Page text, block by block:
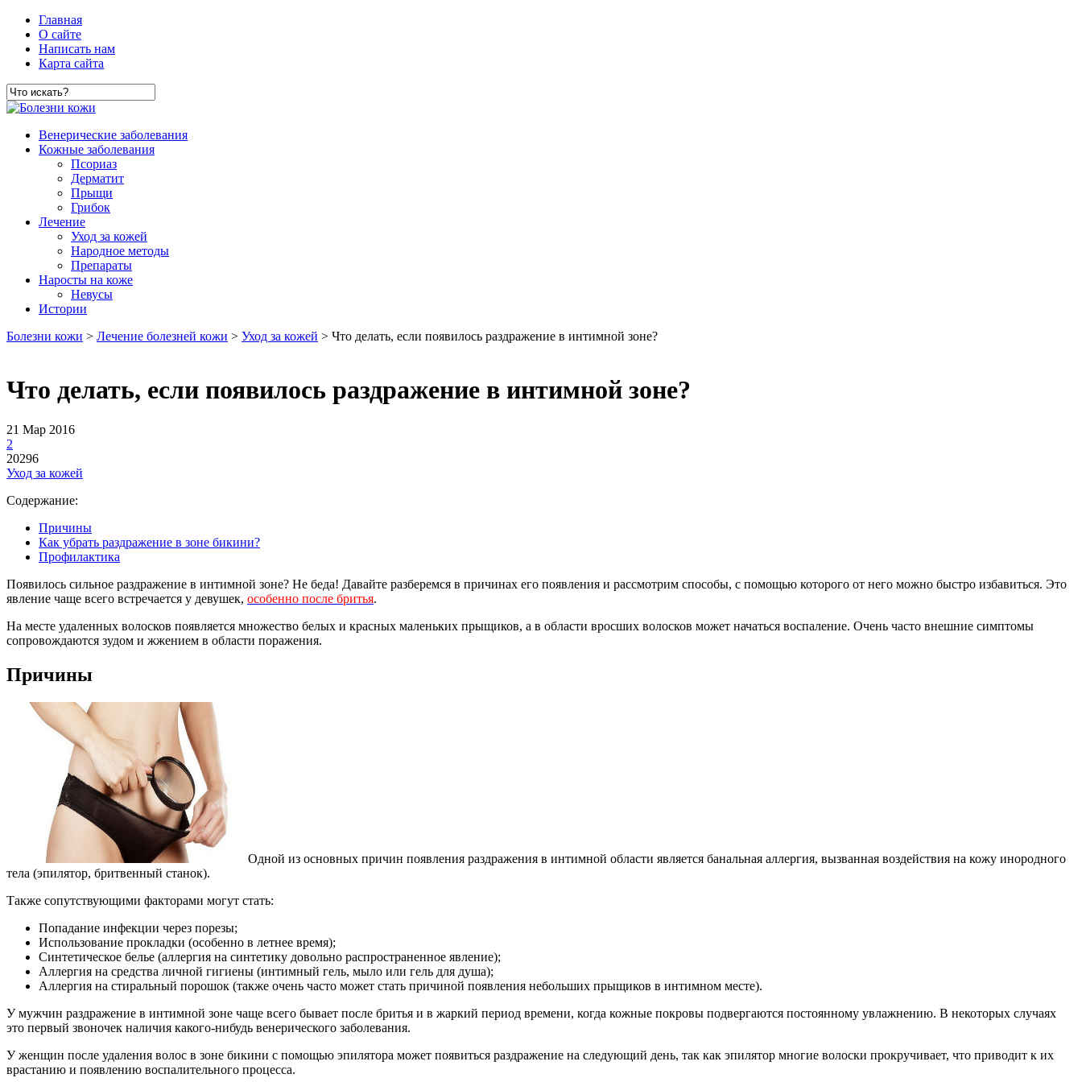
Главная
О сайте
Написать нам
Карта сайта
Венерические заболевания
Кожные заболевания
Псориаз
Дерматит
Прыщи
Грибок
Лечение
Уход за кожей
Народное методы
Препараты
Наросты на коже
Невусы
Истории
Болезни кожи > Лечение болезней кожи > Уход за кожей > Что делать, если появилось раздражение в интимной зоне?
Что делать, если появилось раздражение в интимной зоне?
21 Мар 2016
2
20296
Уход за кожей
Содержание:
Причины
Как убрать раздражение в зоне бикини?
Профилактика
Появилось сильное раздражение в интимной зоне? Не беда! Давайте разберемся в причинах его появления и рассмотрим способы, с помощью которого от него можно быстро избавиться. Это
явление чаще всего встречается у девушек, особенно после бритья.
На месте удаленных волосков появляется множество белых и красных маленьких прыщиков, а в области вросших волосков может начаться воспаление. Очень часто внешние симптомы
сопровождаются зудом и жжением в области поражения.
Причины
Одной из основных причин появления раздражения в интимной области является банальная аллергия, вызванная воздействия на кожу инородного
тела (эпилятор, бритвенный станок).
Также сопутствующими факторами могут стать:
Попадание инфекции через порезы;
Использование прокладки (особенно в летнее время);
Синтетическое белье (аллергия на синтетику довольно распространенное явление);
Аллергия на средства личной гигиены (интимный гель, мыло или гель для душа);
Аллергия на стиральный порошок (также очень часто может стать причиной появления небольших прыщиков в интимном месте).
У мужчин раздражение в интимной зоне чаще всего бывает после бритья и в жаркий период времени, когда кожные покровы подвергаются постоянному увлажнению. В некоторых случаях
это первый звоночек наличия какого-нибудь венерического заболевания.
У женщин после удаления волос в зоне бикини с помощью эпилятора может появиться раздражение на следующий день, так как эпилятор многие волоски прокручивает, что приводит к их
врастанию и появлению воспалительного процесса.